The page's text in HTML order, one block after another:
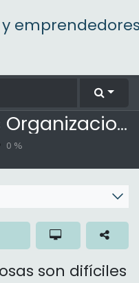
Reinventando las Organizaciones
0 %
son difíciles